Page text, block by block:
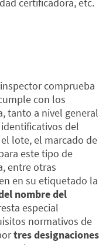
certificadora, etc.
comprueba
con los
tanto a nivel general
del
lote, el marcado de
este tipo de
entre otras
en su etiquetado la
nombre del
especial
normativos de
tres designaciones